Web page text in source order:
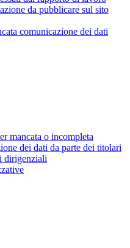
da pubblicare sul sito
comunicazione dei dati
mancata o incompleta
dei dati da parte dei titolari
dirigenziali